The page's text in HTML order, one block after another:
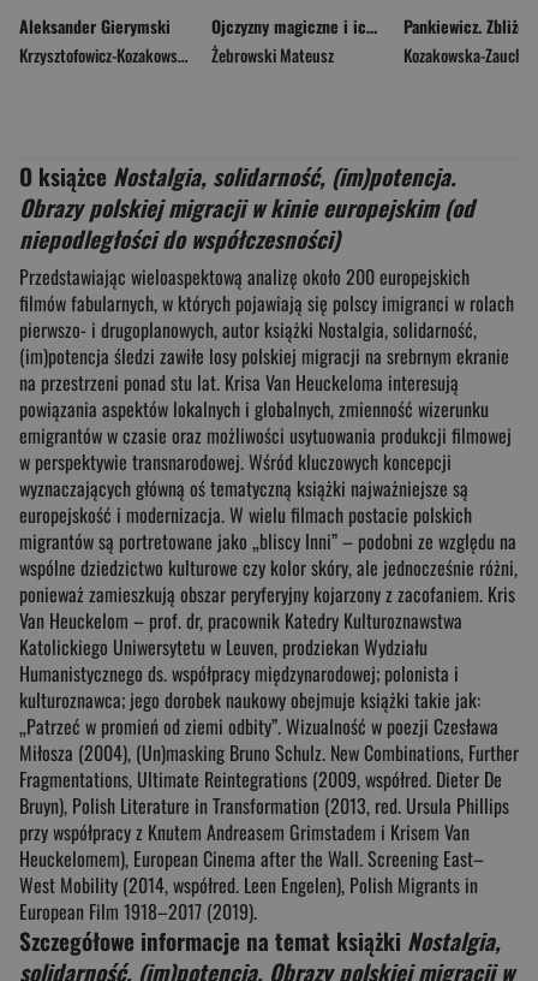
Aleksander Gierymski
Krzysztofowicz-Kozakowska Stefania
Ojczyzny magiczne i ich twórcy w literaturze i filmie na przełomie XX i XXI wieku
Żebrowski Mateusz
Pankiewicz.
O książce Nostalgia, solidarność, (im)potencja.
Obrazy polskiej migracji w kinie europejskim (od
niepodległości do współczesności)
Przedstawiając wieloaspektową analizę około 200 europejskich
filmów fabularnych, w których pojawiają się polscy imigranci w rolach
pierwszo- i drugoplanowych, autor książki Nostalgia, solidarność,
(im)potencja śledzi zawiłe losy polskiej migracji na srebrnym ekranie
na przestrzeni ponad stu lat. Krisa Van Heuckeloma interesują
powiązania aspektów lokalnych i globalnych, zmienność wizerunku
emigrantów w czasie oraz możliwości usytuowania produkcji filmowej
w perspektywie transnarodowej. Wśród kluczowych koncepcji
wyznaczających główną oś tematyczną książki najważniejsze są
europejskość i modernizacja. W wielu filmach postacie polskich
migrantów są portretowane jako „bliscy Inni” – podobni ze względu na
wspólne dziedzictwo kulturowe czy kolor skóry, ale jednocześnie różni,
ponieważ zamieszkują obszar peryferyjny kojarzony z zacofaniem. Kris
Van Heuckelom – prof. dr, pracownik Katedry Kulturoznawstwa
Katolickiego Uniwersytetu w Leuven, prodziekan Wydziału
Humanistycznego ds. współpracy międzynarodowej; polonista i
kulturoznawca; jego dorobek naukowy obejmuje książki takie jak:
„Patrzeć w promień od ziemi odbity”. Wizualność w poezji Czesława
Miłosza (2004), (Un)masking Bruno Schulz. New Combinations, Further
Fragmentations, Ultimate Reintegrations (2009, współred. Dieter De
Bruyn), Polish Literature in Transformation (2013, red. Ursula Phillips
przy współpracy z Knutem Andreasem Grimstadem i Krisem Van
Heuckelomem), European Cinema after the Wall. Screening East–
West Mobility (2014, współred. Leen Engelen), Polish Migrants in
European Film 1918–2017 (2019).
Szczegółowe informacje na temat książki Nostalgia,
solidarność, (im)potencja. Obrazy polskiej migracji w